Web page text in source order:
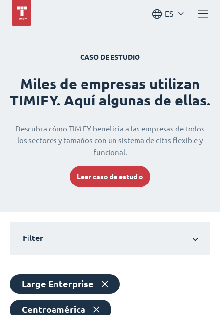
ES
CASO DE ESTUDIO
Miles de empresas utilizan
TIMIFY. Aquí algunas de ellas.
Descubra cómo TIMIFY beneficia a las empresas de todos
los sectores y tamaños con un sistema de citas flexible y
funcional.
Leer caso de estudio
Filter
Large Enterprise
Centroamérica